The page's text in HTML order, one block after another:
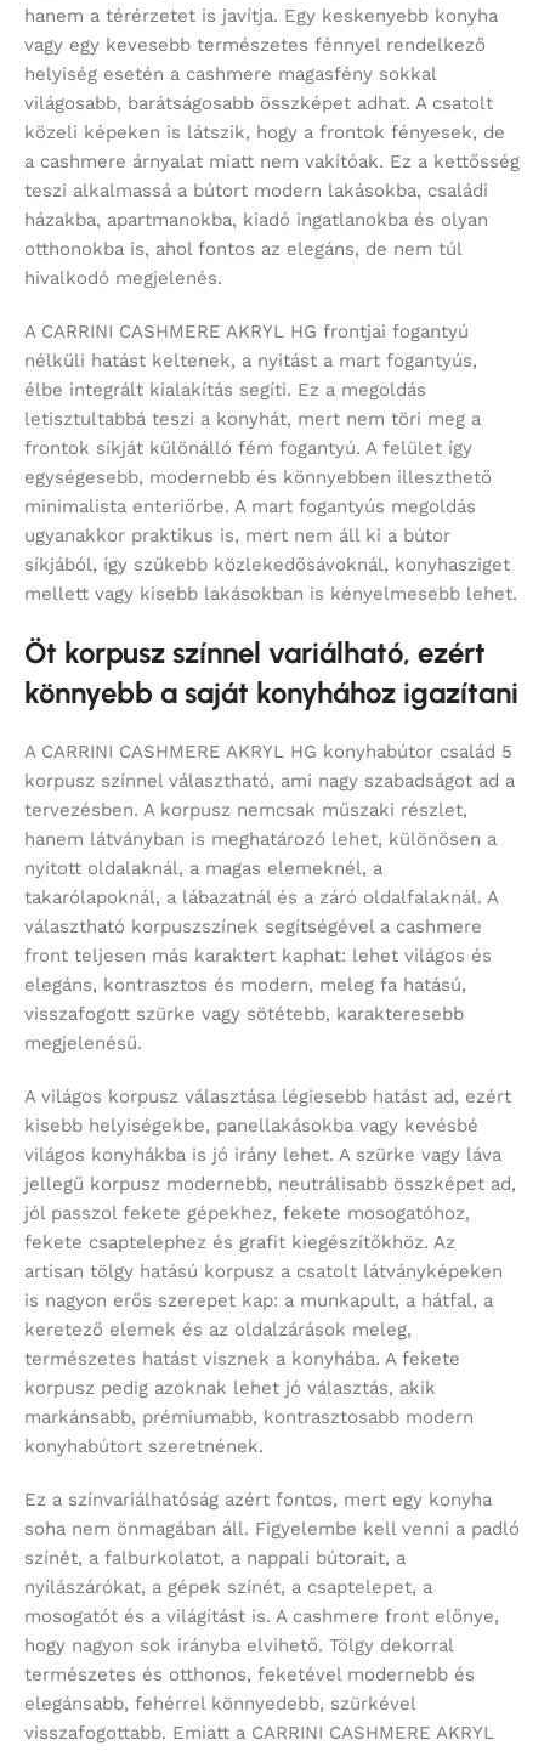
hanem a térérzetet is javítja. Egy keskenyebb konyha
vagy egy kevesebb természetes fénnyel rendelkező
helyiség esetén a cashmere magasfény sokkal
világosabb, barátságosabb összképet adhat. A csatolt
közeli képeken is látszik, hogy a frontok fényesek, de
a cashmere árnyalat miatt nem vakítóak. Ez a kettősség
teszi alkalmassá a bútort modern lakásokba, családi
házakba, apartmanokba, kiadó ingatlanokba és olyan
otthonokba is, ahol fontos az elegáns, de nem túl
hivalkodó megjelenés.
A CARRINI CASHMERE AKRYL HG frontjai fogantyú
nélküli hatást keltenek, a nyitást a mart fogantyús,
élbe integrált kialakítás segíti. Ez a megoldás
letisztultabbá teszi a konyhát, mert nem töri meg a
frontok síkját különálló fém fogantyú. A felület így
egységesebb, modernebb és könnyebben illeszthető
minimalista enteriőrbe. A mart fogantyús megoldás
ugyanakkor praktikus is, mert nem áll ki a bútor
síkjából, így szűkebb közlekedősávoknál, konyhasziget
mellett vagy kisebb lakásokban is kényelmesebb lehet.
Öt korpusz színnel variálható, ezért
könnyebb a saját konyhához igazítani
A CARRINI CASHMERE AKRYL HG konyhabútor család 5
korpusz színnel választható, ami nagy szabadságot ad a
tervezésben. A korpusz nemcsak műszaki részlet,
hanem látványban is meghatározó lehet, különösen a
nyitott oldalaknál, a magas elemeknél, a
takarólapoknál, a lábazatnál és a záró oldalfalaknál. A
választható korpuszszínek segítségével a cashmere
front teljesen más karaktert kaphat: lehet világos és
elegáns, kontrasztos és modern, meleg fa hatású,
visszafogott szürke vagy sötétebb, karakteresebb
megjelenésű.
A világos korpusz választása légiesebb hatást ad, ezért
kisebb helyiségekbe, panellakásokba vagy kevésbé
világos konyhákba is jó irány lehet. A szürke vagy láva
jellegű korpusz modernebb, neutrálisabb összképet ad,
jól passzol fekete gépekhez, fekete mosogatóhoz,
fekete csaptelephez és grafit kiegészítőkhöz. Az
artisan tölgy hatású korpusz a csatolt látványképeken
is nagyon erős szerepet kap: a munkapult, a hátfal, a
keretező elemek és az oldalzárások meleg,
természetes hatást visznek a konyhába. A fekete
korpusz pedig azoknak lehet jó választás, akik
markánsabb, prémiumabb, kontrasztosabb modern
konyhabútort szeretnének.
Ez a színvariálhatóság azért fontos, mert egy konyha
soha nem önmagában áll. Figyelembe kell venni a padló
színét, a falburkolatot, a nappali bútorait, a
nyílászárókat, a gépek színét, a csaptelepet, a
mosogatót és a világítást is. A cashmere front előnye,
hogy nagyon sok irányba elvihető. Tölgy dekorral
természetes és otthonos, feketével modernebb és
elegánsabb, fehérrel könnyedebb, szürkével
visszafogottabb. Emiatt a CARRINI CASHMERE AKRYL